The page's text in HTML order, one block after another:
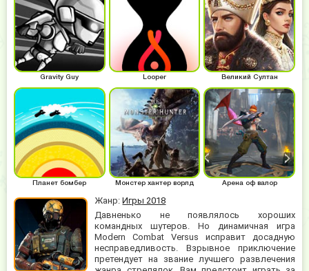
Жанр:Игры 2018
Давненько не появлялось хороших
командных шутеров. Но динамичная игра
Modern Combat Versus исправит досадную
несправедливость. Взрывное приключение
претендует на звание лучшего развлечения
Gravity Guy Looper Великий Султан
Планет бомбер Монстер хантер ворлд Арена оф валор